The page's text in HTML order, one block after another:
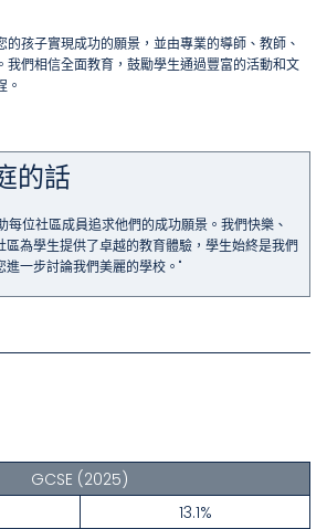
孩子實現成功的願景，並由專業的導師、教師、
我們相信全面教育，鼓勵學生通過豐富的活動和文
。
的話
每位社區成員追求他們的成功願景。我們快樂、
區為學生提供了卓越的教育體驗，學生始終是我們
一步討論我們美麗的學校。"
GCSE (2025)
13.1%